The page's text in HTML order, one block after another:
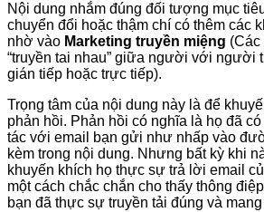
Nội dung nhắm đúng đối tượng mục
chuyển đổi hoặc thậm chí có thêm các
nhờ vào Marketing truyền miệng
“truyền tai nhau” giữa người với người
gián tiếp hoặc trực tiếp).
Trọng tâm của nội dung này là để
phản hồi. Phản hồi có nghĩa là họ đã
tác với email bạn gửi như nhấp vào
kèm trong nội dung. Nhưng bất kỳ khi
khuyến khích họ thực sự trả lời email
một cách chắc chắn cho thấy thông
bạn đã thực sự truyền tải đúng và